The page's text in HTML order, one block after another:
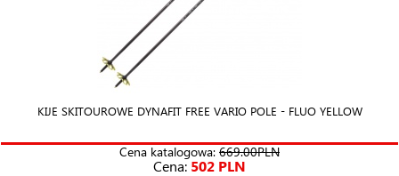
KIJE SKITOUROWE DYNAFIT FREE VARIO POLE - FLUO YELLOW
Cena katalogowa: 669.00PLN
Cena: 502 PLN